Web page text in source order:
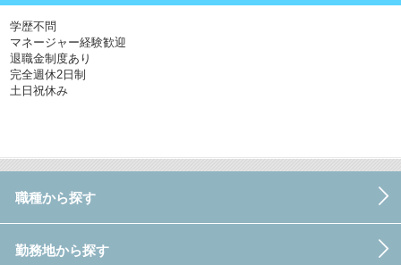
学歴不問
マネージャー経験歓迎
退職金制度あり
完全週休2日制
土日祝休み
職種から探す
勤務地から探す